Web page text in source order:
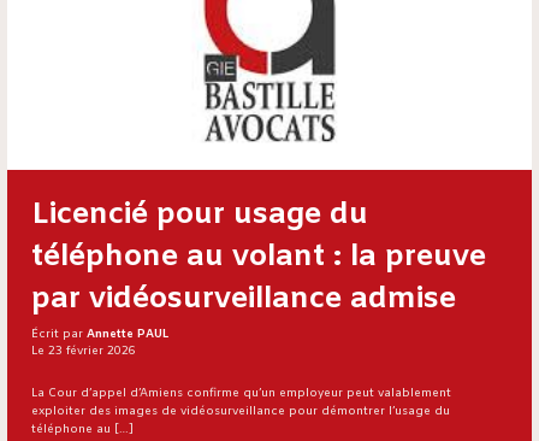
Licencié pour usage du
téléphone au volant : la preuve
par vidéosurveillance admise
Écrit par Annette PAUL
Le 23 février 2026
La Cour d’appel d’Amiens confirme qu’un employeur peut valablement
exploiter des images de vidéosurveillance pour démontrer l’usage du
téléphone au […]